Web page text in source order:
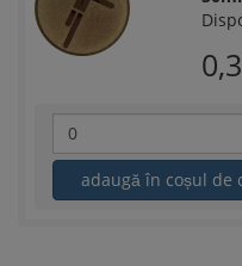
adaugă în coșul de